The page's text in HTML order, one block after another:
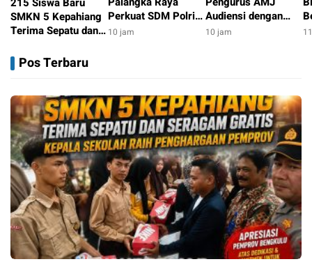
SMKN 5 Kepahiang
Terima Sepatu dan
Kepala Sekolah Raih
Penghargaan
Perkuat SDM Polri
Lewat Pusat Studi
10 jam
Audiensi dengan
Kajati Bengkulu
10 jam
Pos Terbaru